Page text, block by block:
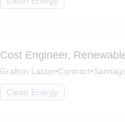
Cost Engineer,
Grafton Latam•Contract•
Clean Energy